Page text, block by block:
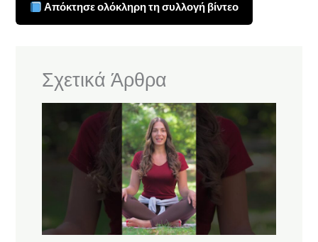
Απόκτησε ολόκληρη τη συλλογή βίντεο
Σχετικά Άρθρα